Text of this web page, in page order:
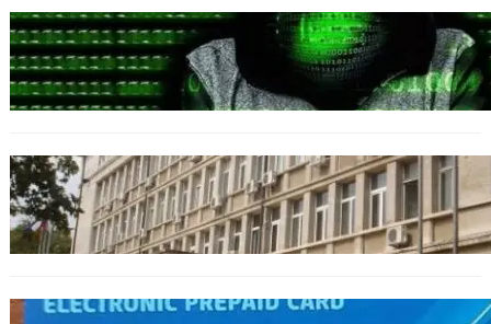
БЪЛГАРИЯ
Разкриха дългогодишен пробив в
държавни информационни системи
ОБЩЕСТВО
Домашният арест на шофьора, обвинен за
смъртта на моторист, остава в сила
ОБЩЕСТВО